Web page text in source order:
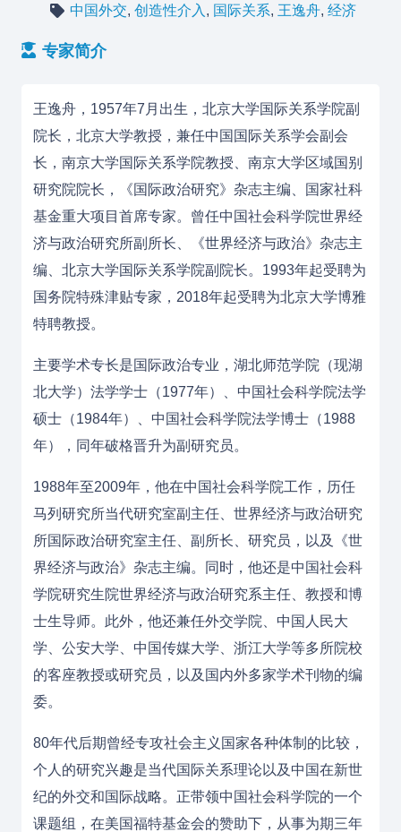
中国外交,创造性介入 , 国际关系, 王逸舟,经济
专家简介
王逸舟，1957年7月出生，北京大学国际关系学院副
院长，北京大学教授，兼任中国国际关系学会副会
长，南京大学国际关系学院教授、南京大学区域国别
研究院院长，《国际政治研究》杂志主编、国家社科
基金重大项目首席专家。曾任中国社会科学院世界经
济与政治研究所副所长、《世界经济与政治》杂志主
编、北京大学国际关系学院副院长。1993年起受聘为
国务院特殊津贴专家，2018年起受聘为北京大学博雅
特聘教授。
主要学术专长是国际政治专业 ， 湖北师范学院（现湖
北大学）法学学士（1977年）、中国社会科学院法学
硕士（1984年）、中国社会科学院法学博士（1988
年），同年破格晋升为副研究员。
1988年至2009年，他在中国社会科学院工作，历任
马列研究所当代研究室副主任、世界经济与政治研究
所国际政治研究室主任、副所长、研究员，以及《世
界经济与政治》杂志主编。同时，他还是中国社会科
学院研究生院世界经济与政治研究系主任、教授和博
士生导师。此外，他还兼任外交学院、中国人民大
学、公安大学、中国传媒大学、浙江大学等多所院校
的客座教授或研究员，以及国内外多家学术刊物的编
委。
80年代后期曾经专攻社会主义国家各种体制的比较，
个人的研究兴趣是当代国际关系理论以及中国在新世
纪的外交和国际战略。正带领中国社会科学院的一个
课题组，在美国福特基金会的赞助下，从事为期三年